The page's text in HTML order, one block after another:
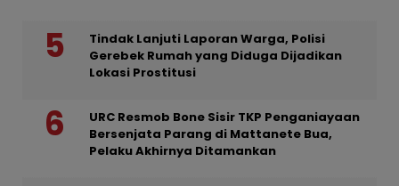
Tindak Lanjuti Laporan Warga, Polisi
Gerebek Rumah yang Diduga Dijadikan
Lokasi Prostitusi
URC Resmob Bone Sisir TKP Penganiayaan
Bersenjata Parang di Mattanete Bua,
Pelaku Akhirnya Ditamankan